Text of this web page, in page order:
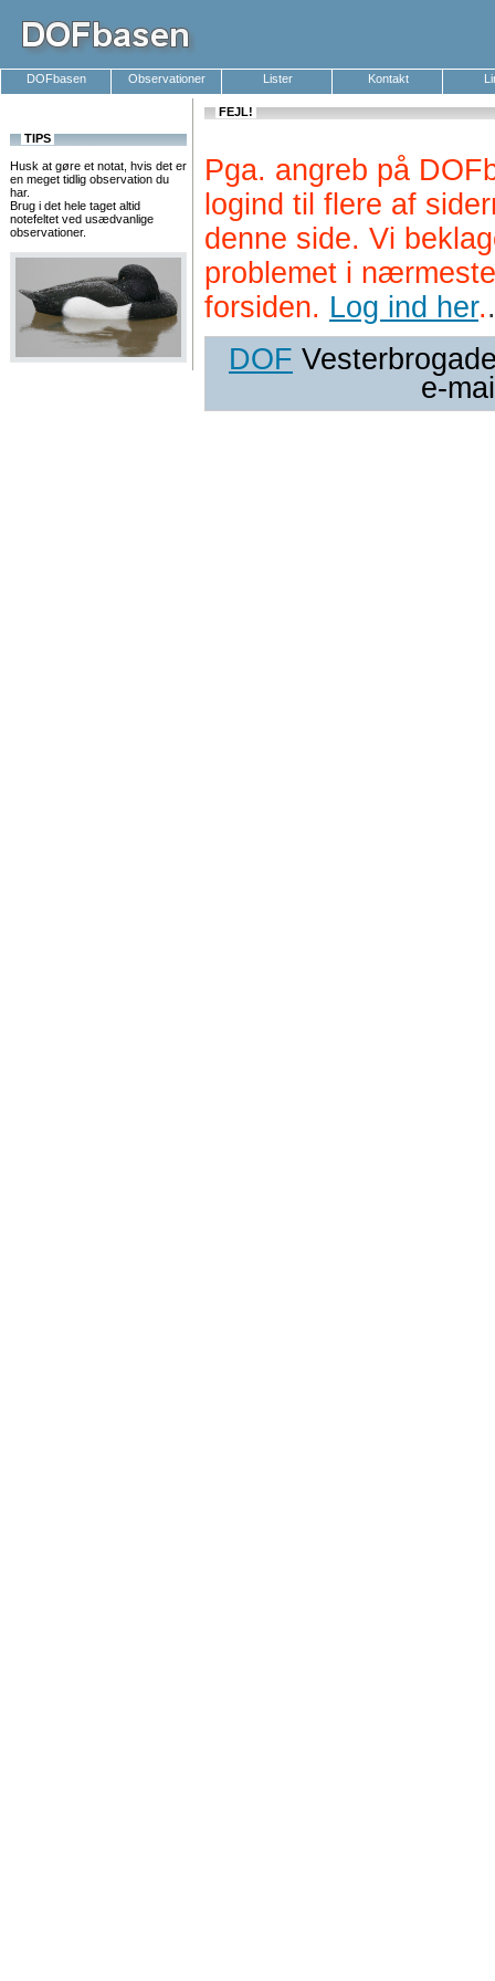
DOFbasen Observationer Lister Kontakt
TIPS
Husk at gøre et notat, hvis det er
en meget tidlig observation du
har.
Brug i det hele taget altid
notefeltet ved usædvanlige
observationer.
FEJL!
Pga. angreb på
logind til flere af
denne side. Vi
problemet i
forsiden. Log ind her..
DOF
e-